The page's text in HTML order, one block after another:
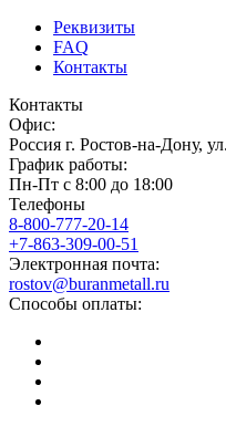
Реквизиты
FAQ
Контакты
Контакты
Офис:
Россия г. Ростов-на-Дону,
График работы:
Пн-Пт с 8:00 до 18:00
Телефоны
8-800-777-20-14
+7-863-309-00-51
Электронная почта:
rostov@buranmetall.ru
Способы оплаты: